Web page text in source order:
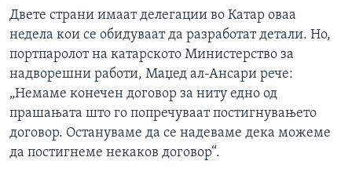
Двете страни имаат делегации во Катар оваа
недела кои се обидуваат да разработат детали. Но,
портпаролот на катарското Министерство за
надворешни работи, Маџед ал-Ансари рече:
„Немаме конечен договор за ниту едно од
прашањата што го попречуваат постигнувањето
договор. Остануваме да се надеваме дека можеме
да постигнеме некаков договор“.